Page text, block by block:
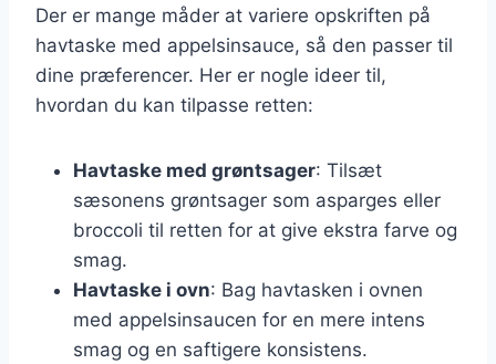
Der er mange måder at variere opskriften på
havtaske med appelsinsauce, så den passer til
dine præferencer. Her er nogle ideer til,
hvordan du kan tilpasse retten:
Havtaske med grøntsager: Tilsæt
sæsonens grøntsager som asparges eller
broccoli til retten for at give ekstra farve og
smag.
Havtaske i ovn: Bag havtasken i ovnen
med appelsinsaucen for en mere intens
smag og en saftigere konsistens.